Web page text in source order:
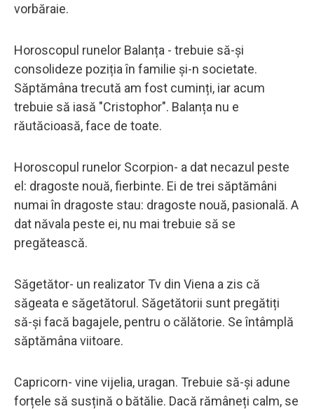
vorbăraie.
Horoscopul runelor Balanța - trebuie să-și
consolideze poziția în familie și-n societate.
Săptămâna trecută am fost cuminți, iar acum
trebuie să iasă "Cristophor". Balanța nu e
răutăcioasă, face de toate.
Horoscopul runelor Scorpion- a dat necazul peste
el: dragoste nouă, fierbinte. Ei de trei săptămâni
numai în dragoste stau: dragoste nouă, pasională. A
dat năvala peste ei, nu mai trebuie să se
pregătească.
Săgetător- un realizator Tv din Viena a zis că
săgeata e săgetătorul. Săgetătorii sunt pregătiți
să-și facă bagajele, pentru o călătorie. Se întâmplă
săptămâna viitoare.
Capricorn- vine vijelia, uragan. Trebuie să-și adune
forțele să susțină o bătălie. Dacă rămâneți calm, se